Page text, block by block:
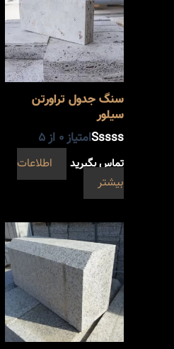
سنگ جدول تراورتن
سیلور
امتیاز0 از 5
تماس بگیرید
اطلاعات
بیشتر